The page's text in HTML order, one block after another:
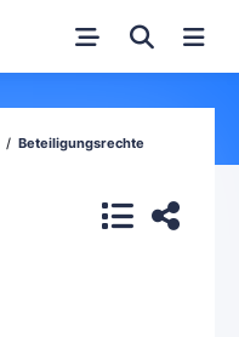
Beteiligungsrechte